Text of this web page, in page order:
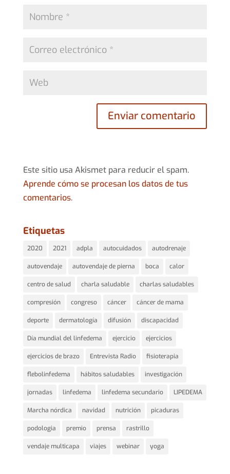
Este sitio usa Akismet para reducir el spam.
Aprende cómo se procesan los datos de tus
comentarios.
Etiquetas
2020 2021 adpla autocuidados autodrenaje
autovendaje autovendaje de pierna boca calor
centro de salud charla saludable charlas saludables
compresión congreso cáncer cáncer de mama
deporte dermatología difusión discapacidad
Día mundial del linfedema ejercicio ejercicios
ejercicios de brazo Entrevista Radio fisioterapia
flebolinfedema hábitos saludables investigación
jornadas linfedema linfedema secundario LIPEDEMA
Marcha nórdica navidad nutrición picaduras
podologia premio prensa rastrillo
vendaje multicapa viajes webinar yoga